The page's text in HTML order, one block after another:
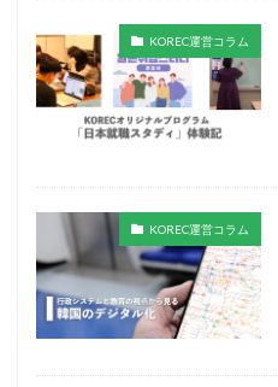
KOREC運営コラム
KOREC運営コラム